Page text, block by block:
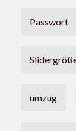
Passwort
umzug